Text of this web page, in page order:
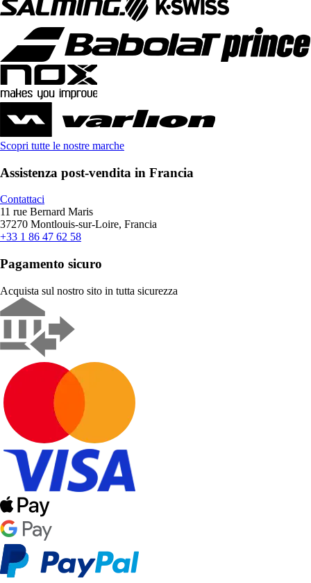
Scopri tutte le nostre marche
Assistenza post-vendita in Francia
Contattaci
11 rue Bernard Maris
37270 Montlouis-sur-Loire, Francia
+33 1 86 47 62 58
Pagamento sicuro
Acquista sul nostro sito in tutta sicurezza